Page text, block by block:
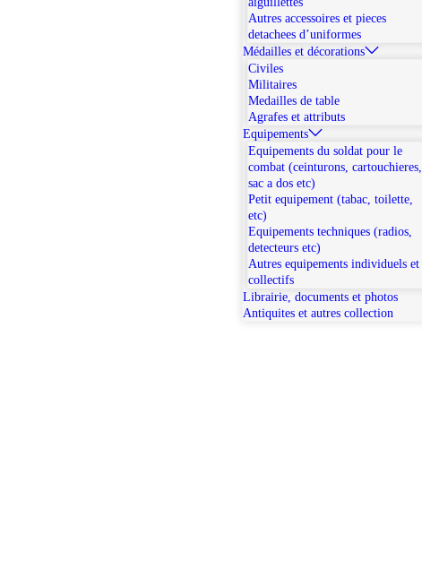
Autres accessoires et pieces
detachees d’uniformes
Médailles et décorations
Civiles
Militaires
Medailles de table
Agrafes et attributs
Equipements
Equipements du soldat pour le
combat (ceinturons, cartouchieres,
sac a dos etc)
Petit equipement (tabac, toilette,
etc)
Equipements techniques (radios,
detecteurs etc)
Autres equipements individuels et
collectifs
Librairie, documents et photos
Antiquites et autres collection